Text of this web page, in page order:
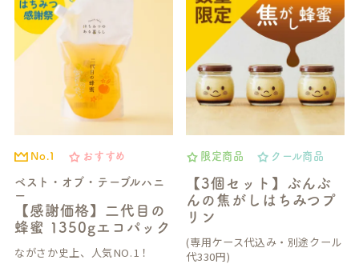
No.1 おすすめ
ベスト・オブ・テーブルハニ
ー
【感謝価格】二代目の
蜂蜜 1350gエコパック
ながさか史上、人気NO.1！
限定商品 クール商品
【3個セット】ぶんぶ
んの焦がしはちみつプ
リン
(専用ケース代込み・別途クール
代330円)